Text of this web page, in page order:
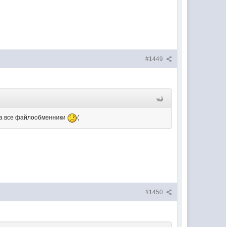
#1449
все файлообменники (
#1450